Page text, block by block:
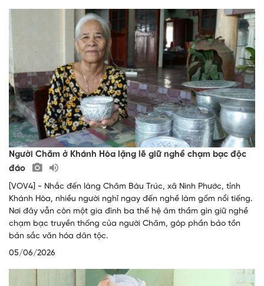
Người Chăm ở Khánh Hòa lặng lẽ giữ nghề chạm bạc độc
đáo
[VOV4] - Nhắc đến làng Chăm Bàu Trúc, xã Ninh Phước, tỉnh
Khánh Hòa, nhiều người nghĩ ngay đến nghề làm gốm nổi tiếng.
Nơi đây vẫn còn một gia đình ba thế hệ âm thầm gìn giữ nghề
chạm bạc truyền thống của người Chăm, góp phần bảo tồn
bản sắc văn hóa dân tộc.
05/06/2026